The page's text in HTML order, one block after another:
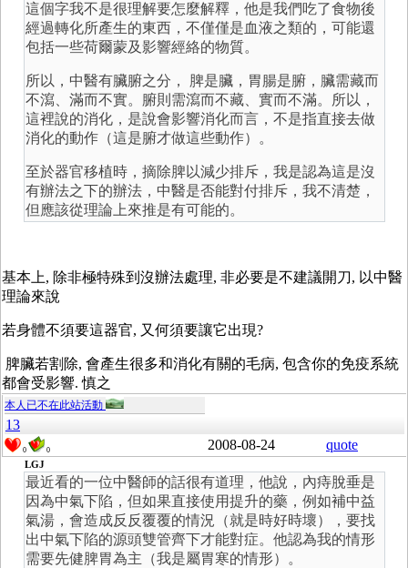
這個字我不是很理解要怎麼解釋，他是我們吃了食物後
經過轉化所產生的東西，不僅僅是血液之類的，可能還
包括一些荷爾蒙及影響經絡的物質。
所以，中醫有臟腑之分， 脾是臟，胃腸是腑，臟需藏而
不瀉、滿而不實。腑則需瀉而不藏、實而不滿。所以，
這裡說的消化，是說會影響消化而言，不是指直接去做
消化的動作（這是腑才做這些動作）。
至於器官移植時，摘除脾以減少排斥，我是認為這是沒
有辦法之下的辦法，中醫是否能對付排斥，我不清楚，
但應該從理論上來推是有可能的。
基本上, 除非極特殊到沒辦法處理, 非必要是不建議開刀, 以中醫
理論來說
若身體不須要這器官, 又何須要讓它出現?
脾臟若割除, 會產生很多和消化有關的毛病, 包含你的免疫系統
都會受影響. 慎之
本人已不在此站活動
13
0 0 2008-08-24 quote
LGJ
最近看的一位中醫師的話很有道理，他說，內痔脫垂是
因為中氣下陷，但如果直接使用提升的藥，例如補中益
氣湯，會造成反反覆覆的情況（就是時好時壞），要找
出中氣下陷的源頭雙管齊下才能對症。他認為我的情形
需要先健脾胃為主（我是屬胃寒的情形）。